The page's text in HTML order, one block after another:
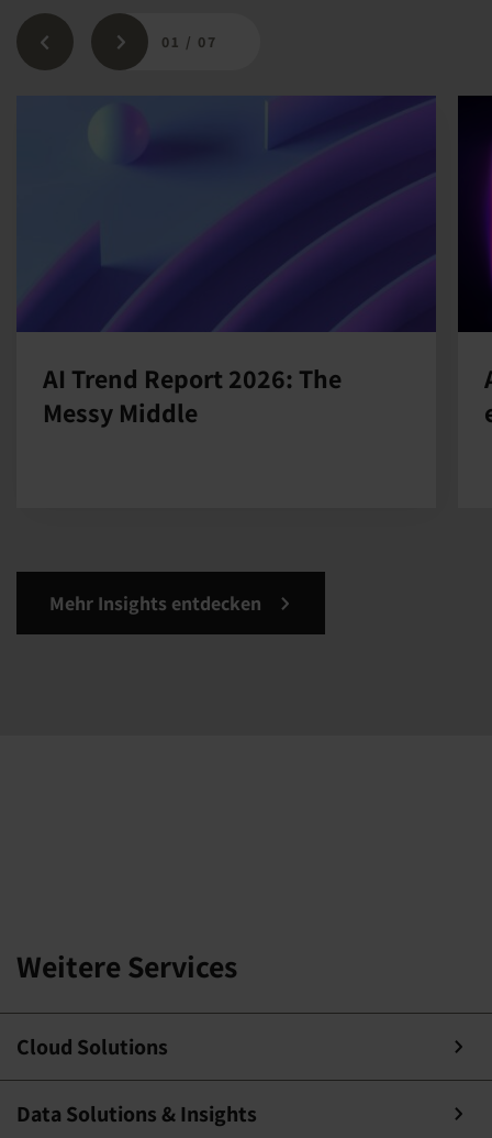
01 / 07
AI Trend Report 2026: The
Messy Middle
Mehr Insights entdecken
Weitere Services
Cloud Solutions
Data Solutions & Insights